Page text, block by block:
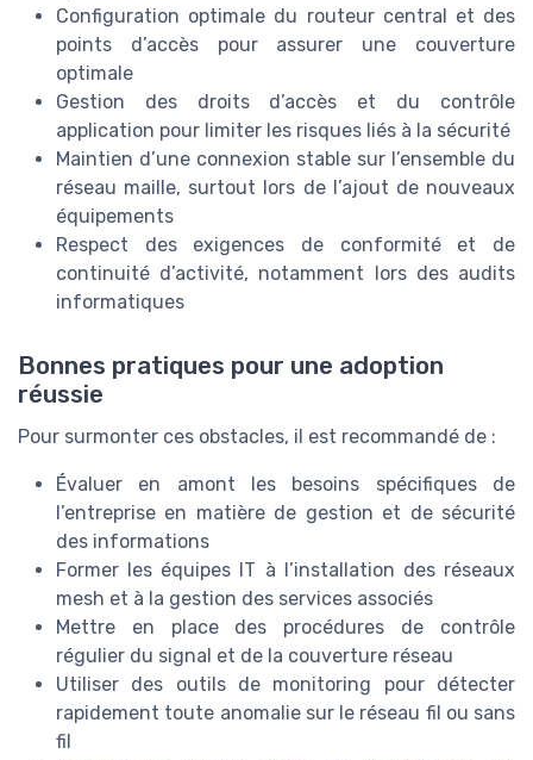
Configuration optimale du routeur central et des
points d’accès pour assurer une couverture
optimale
Gestion des droits d’accès et du contrôle
application pour limiter les risques liés à la sécurité
Maintien d’une connexion stable sur l’ensemble du
réseau maille, surtout lors de l’ajout de nouveaux
équipements
Respect des exigences de conformité et de
continuité d’activité, notamment lors des audits
informatiques
Bonnes pratiques pour une adoption
réussie
Pour surmonter ces obstacles, il est recommandé de :
Évaluer en amont les besoins spécifiques de
l’entreprise en matière de gestion et de sécurité
des informations
Former les équipes IT à l’installation des réseaux
mesh et à la gestion des services associés
Mettre en place des procédures de contrôle
régulier du signal et de la couverture réseau
Utiliser des outils de monitoring pour détecter
rapidement toute anomalie sur le réseau fil ou sans
fil